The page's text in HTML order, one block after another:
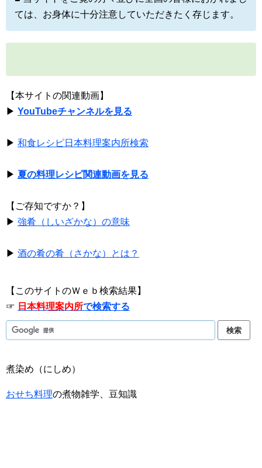
ては、お身体に十分注意していただきたく存じます。
【本サイトの関連動画】
▶ YouTubeチャンネルを見る
▶ 和食レシピ日本料理案内所検索
▶ 夏の料理レシピ関連動画を見る
【ご存知ですか？】
▶ 強肴（しいざかな）の意味
▶ 酒の肴の肴（さかな）とは？
【このサイトのＷｅｂ検索結果】
☞ 日本料理案内所で検索する
煮染め（にしめ）
おせち料理の煮物雑学、豆知識